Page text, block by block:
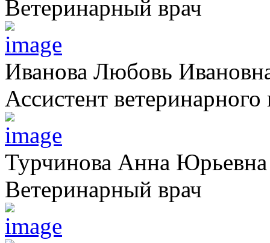
Ветеринарный врач
Иванова Любовь
Ассистент ветеринарного
Турчинова Анна Юрьевна
Ветеринарный врач